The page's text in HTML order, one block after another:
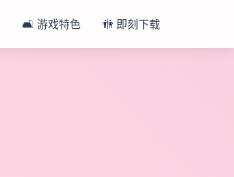
🛋️ 游戏特色 🚻 即刻下载